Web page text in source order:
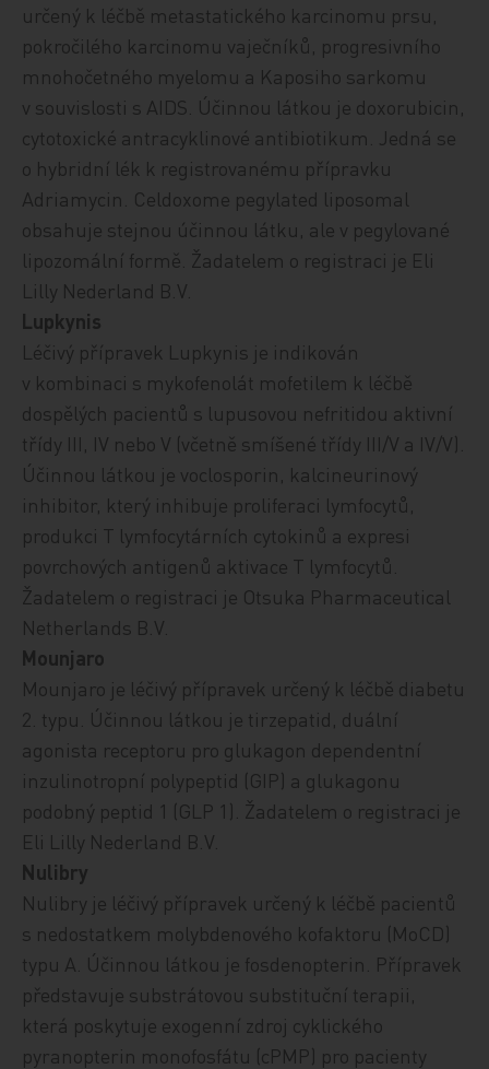
určený k léčbě metastatického karcinomu prsu,
pokročilého karcinomu vaječníků, progresivního
mnohočetného myelomu a Kaposiho sarkomu
v souvislosti s AIDS. Účinnou látkou je doxorubicin,
cytotoxické antracyklinové antibiotikum. Jedná se
o hybridní lék k registrovanému přípravku
Adriamycin. Celdoxome pegylated liposomal
obsahuje stejnou účinnou látku, ale v pegylované
lipozomální formě. Žadatelem o registraci je Eli
Lilly Nederland B.V.
Lupkynis
Léčivý přípravek Lupkynis je indikován
v kombinaci s mykofenolát mofetilem k léčbě
dospělých pacientů s lupusovou nefritidou aktivní
třídy III, IV nebo V (včetně smíšené třídy III/V a IV/V).
Účinnou látkou je voclosporin, kalcineurinový
inhibitor, který inhibuje proliferaci lymfocytů,
produkci T lymfocytárních cytokinů a expresi
povrchových antigenů aktivace T lymfocytů.
Žadatelem o registraci je Otsuka Pharmaceutical
Netherlands B.V.
Mounjaro
Mounjaro je léčivý přípravek určený k léčbě diabetu
2. typu. Účinnou látkou je tirzepatid, duální
agonista receptoru pro glukagon dependentní
inzulinotropní polypeptid (GIP) a glukagonu
podobný peptid 1 (GLP 1). Žadatelem o registraci je
Eli Lilly Nederland B.V.
Nulibry
Nulibry je léčivý přípravek určený k léčbě pacientů
s nedostatkem molybdenového kofaktoru (MoCD)
typu A. Účinnou látkou je fosdenopterin. Přípravek
představuje substrátovou substituční terapii,
která poskytuje exogenní zdroj cyklického
pyranopterin monofosfátu (cPMP) pro pacienty